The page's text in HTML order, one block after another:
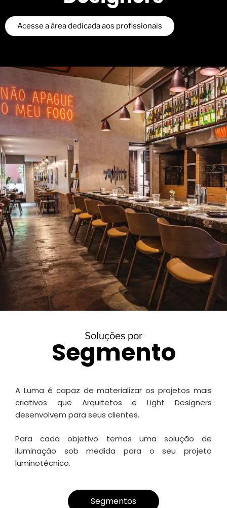
Acesse a área dedicada aos profissionais
Soluções por
Segmento
A Luma é capaz de materializar os projetos mais
criativos que Arquitetos e Light Designers
desenvolvem para seus clientes.
Para cada objetivo temos uma solução de
iluminação sob medida para o seu projeto
luminotécnico.
Segmentos